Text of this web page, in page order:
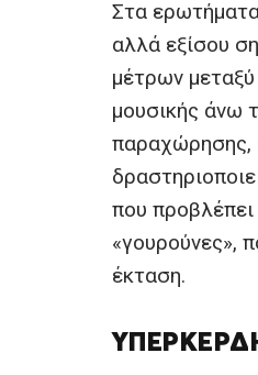
Στα
αλλά εξίσου
μέτρων
μουσικής άνω
παραχώρησης,
που προβλέπει
«γουρούνες»,
έκταση.